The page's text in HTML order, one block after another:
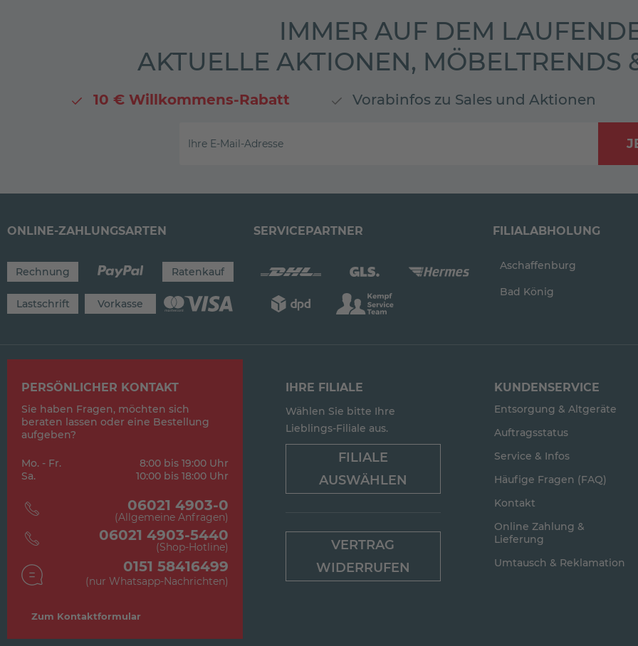
IMMER AUF DEM
AKTUELLE AKTIONEN, MÖBELTRENDS
10 € Willkommens-Rabatt Vorabinfos zu Sales und Aktionen
Ihre E-Mail-Adresse
ONLINE-ZAHLUNGSARTEN
Rechnung Ratenkauf
Lastschrift Vorkasse
SERVICEPARTNER FILIALABHOLUNG
Aschaffenburg
Bad König
PERSÖNLICHER KONTAKT
Sie haben Fragen, möchten sich
beraten lassen oder eine Bestellung
aufgeben?
Mo. - Fr.
8:00 bis 19:00 Uhr
Sa.
10:00 bis 18:00 Uhr
06021 4903-0
(Allgemeine Anfragen)
06021 4903-5440
(Shop-Hotline)
0151 58416499
(nur Whatsapp-Nachrichten)
Zum Kontaktformular
IHRE FILIALE
Wählen Sie bitte Ihre
Lieblings-Filiale aus.
FILIALE
AUSWÄHLEN
VERTRAG
WIDERRUFEN
KUNDENSERVICE
Entsorgung & Altgeräte
Auftragsstatus
Service & Infos
Häufige Fragen (FAQ)
Kontakt
Online Zahlung &
Lieferung
Umtausch & Reklamation